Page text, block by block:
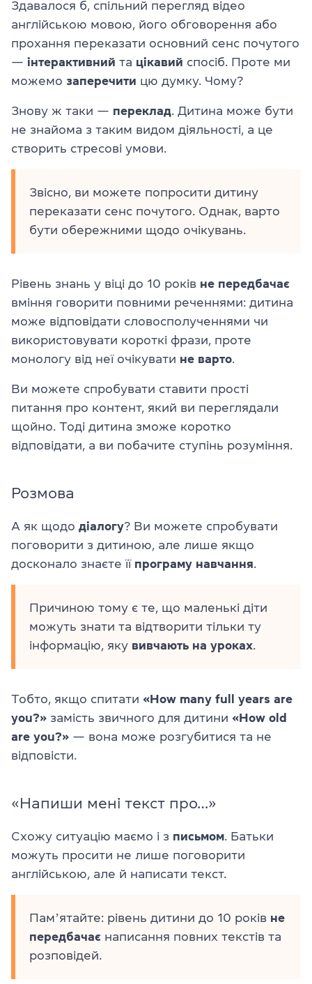
Здавалося б, спільний перегляд відео
англійською мовою, його обговорення або
прохання переказати основний сенс почутого
— інтерактивний та цікавий спосіб. Проте ми
можемо заперечити цю думку. Чому?
Знову ж таки — переклад. Дитина може бути
не знайома з таким видом діяльності, а це
створить стресові умови.
Звісно, ви можете попросити дитину
переказати сенс почутого. Однак, варто
бути обережними щодо очікувань.
Рівень знань у віці до 10 років не передбачає
вміння говорити повними реченнями: дитина
може відповідати словосполученнями чи
використовувати короткі фрази, проте
монологу від неї очікувати не варто.
Ви можете спробувати ставити прості
питання про контент, який ви переглядали
щойно. Тоді дитина зможе коротко
відповідати, а ви побачите ступінь розуміння.
Розмова
А як щодо діалогу? Ви можете спробувати
поговорити з дитиною, але лише якщо
досконало знаєте її програму навчання.
Причиною тому є те, що маленькі діти
можуть знати та відтворити тільки ту
інформацію, яку вивчають на уроках.
Тобто, якщо спитати «How many full years are
you?» замість звичного для дитини «How old
are you?» — вона може розгубитися та не
відповісти.
«Напиши мені текст про…»
Схожу ситуацію маємо і з письмом. Батьки
можуть просити не лише поговорити
англійською, але й написати текст.
Памʼятайте: рівень дитини до 10 років не
передбачає написання повних текстів та
розповідей.